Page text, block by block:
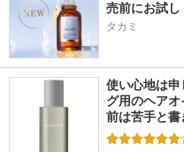
売前にお試し
タカミ
使い心地は
グ用のヘア
前は苦手と